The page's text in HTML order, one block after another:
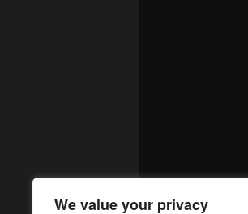
We value your privacy